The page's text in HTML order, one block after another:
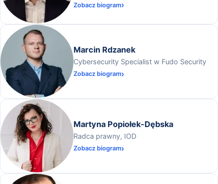
Zobacz biogram
Marcin Rdzanek
Cybersecurity Specialist w Fudo Security
Zobacz biogram
Martyna Popiołek-Dębska
Radca prawny, IOD
Zobacz biogram